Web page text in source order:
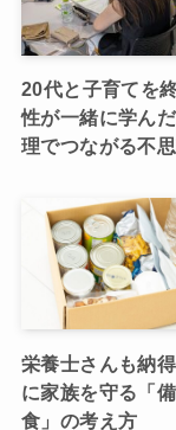
20代と子育てを
性が一緒に学ん
理でつながる不
栄養士さんも納
に家族を守る「
食」の考え方